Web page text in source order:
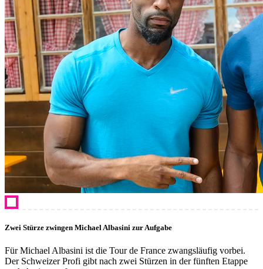
Zwei Stürze zwingen Michael Albasini zur Aufgabe
Für Michael Albasini ist die Tour de France zwangsläufig vorbei.
Der Schweizer Profi gibt nach zwei Stürzen in der fünften Etappe